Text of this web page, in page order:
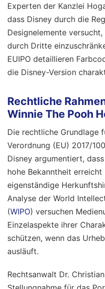
Experten der Kanzlei
dass Disney durch die
Designelemente
durch Dritte
EUIPO detaillieren
die Disney-Version
Rechtliche
Winnie The Pooh
Die rechtliche Grundlage
Verordnung (EU) 2017/
Disney argumentiert,
hohe Bekanntheit erreicht
eigenständige
Analyse der World
(WIPO) versuchen
Einzelaspekte ihrer
schützen, wenn das
ausläuft.
Rechtsanwalt Dr.